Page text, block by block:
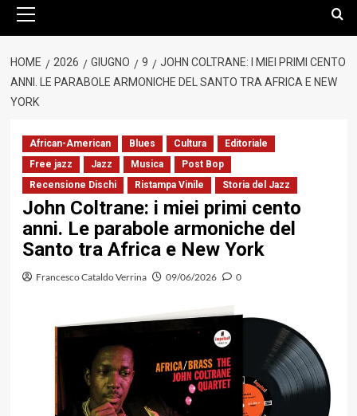
principale
HOME 2026 GIUGNO 9
JOHN COLTRANE: I MIEI PRIMI CENTO
ANNI. LE PARABOLE ARMONICHE DEL SANTO TRA AFRICA E NEW
YORK
African-American Blues Cultura
Editoriale
Free jazz
Jazz Musica
Post Bop
Recensione Dischi
Ristampa Vinile Storia del Jazz
John Coltrane: i miei primi cento
anni. Le parabole armoniche del
Santo tra Africa e New York
Francesco Cataldo Verrina 09/06/2026 0